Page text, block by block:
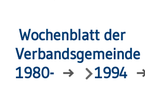
Wochenblatt der
1980- → 1994